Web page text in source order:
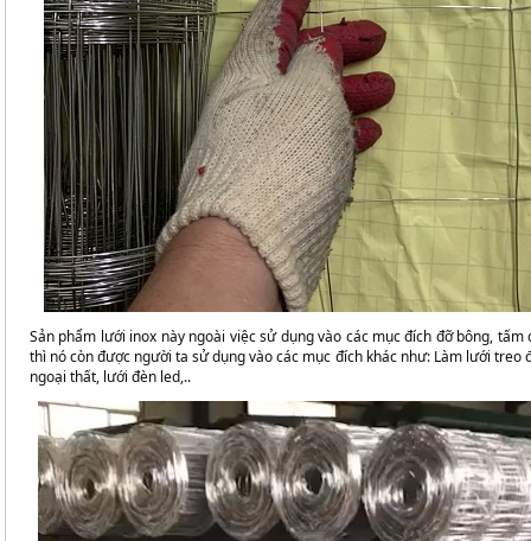
Sản phẩm lưới inox này ngoài việc sử dụng vào các mục đích đỡ bông,
thì nó còn được người ta sử dụng vào các mục đích khác như: Làm lưới treo
ngoại thất, lưới đèn led,..